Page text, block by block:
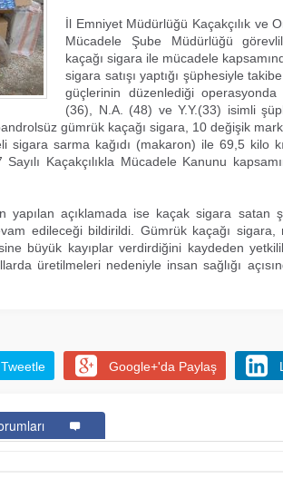
İl Emniyet Müdürlüğü Kaçakçılık ve
Mücadele Şube Müdürlüğü
kaçağı sigara ile mücadele
sigara satışı yaptığı şüphesiyle
güçlerinin düzenlediği operasyonda
(36), N.A. (48) ve Y.Y.(33) isimli
gümrük kaçağı sigara, 10 değişik
sarma kağıdı (makaron) ile 69,5 kilo
Kaçakçılıkla Mücadele Kanunu
yapılan açıklamada ise kaçak sigara satan
edileceği bildirildi. Gümrük kaçağı
büyük kayıplar verdirdiğini kaydeden
üretilmeleri nedeniyle insan sağlığı
Tweetle Google+'da Paylaş